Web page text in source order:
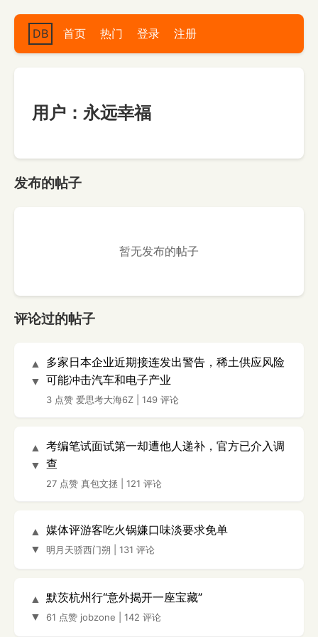
DB 首页 热门 登录 注册
用户：永远幸福
发布的帖子
暂无发布的帖子
评论过的帖子
▲
▼
多家日本企业近期接连发出警告，稀土供应风险
可能冲击汽车和电子产业
3 点赞 爱思考大海6Z 149 评论
▲
▼
考编笔试面试第一却遭他人递补，官方已介入调
查
27 点赞 真包文拯 121 评论
▲
▼
媒体评游客吃火锅嫌口味淡要求免单
明月天骄西门朔 131 评论
▲
▼
默茨杭州行“意外揭开一座宝藏”
61 点赞 jobzone 142 评论